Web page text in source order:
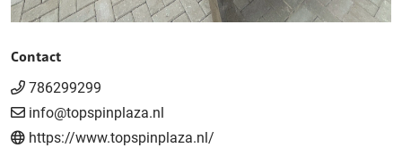
Contact
786299299
info@topspinplaza.nl
https://www.topspinplaza.nl/